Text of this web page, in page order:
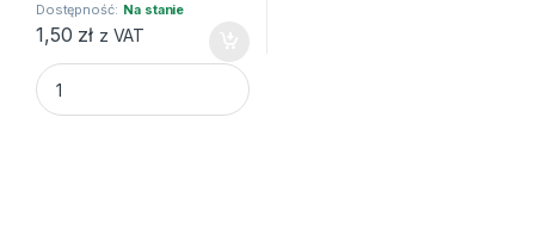
Dostępność: Na stanie
1,50 zł z VAT
KARTECZKI SAMOPRZYLEPNE 51X76, 100K PASTEL